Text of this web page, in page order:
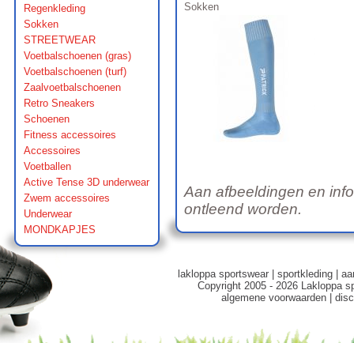
Regenkleding
Sokken
STREETWEAR
Voetbalschoenen (gras)
Voetbalschoenen (turf)
Zaalvoetbalschoenen
Retro Sneakers
Schoenen
Fitness accessoires
Accessoires
Voetballen
Active Tense 3D underwear
Zwem accessoires
Underwear
MONDKAPJES
Sokken
Aan afbeeldingen en
ontleend worden.
lakloppa sportswear| sportkleding|
Copyright 2005 - 2026 Lakloppa
algemene voorwaarden